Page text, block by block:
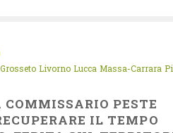
Grosseto Livorno Lucca Massa-Carrara
PESTE
IL TEMPO